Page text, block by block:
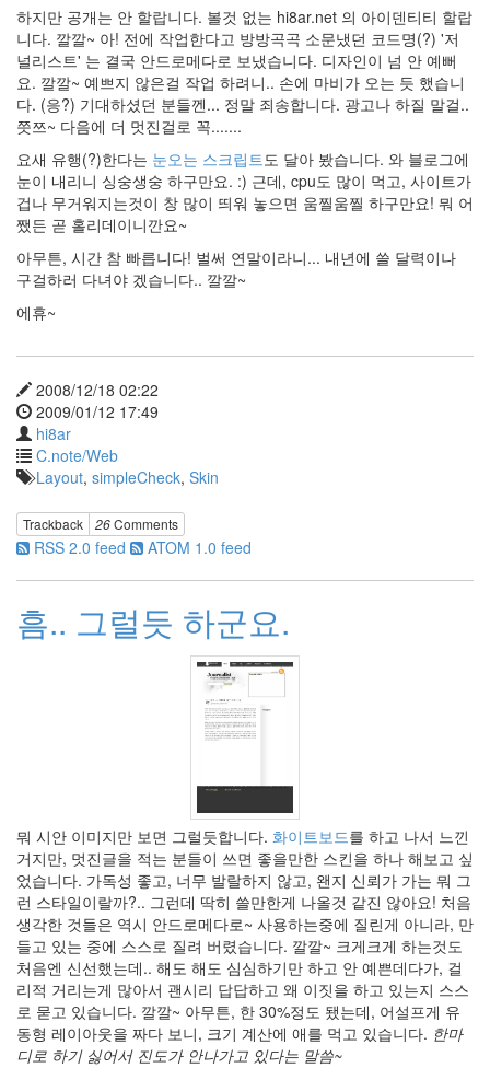
하지만 공개는 안 할랍니다. 볼것 없는 hi8ar.net 의 아이덴티티 할랍
니다. 깔깔~ 아! 전에 작업한다고 방방곡곡 소문냈던 코드명(?) '저
널리스트' 는 결국 안드로메다로 보냈습니다. 디자인이 넘 안 예뻐
요. 깔깔~ 예쁘지 않은걸 작업 하려니.. 손에 마비가 오는 듯 했습니
다. (응?) 기대하셨던 분들껜... 정말 죄송합니다. 광고나 하질 말걸..
쯧쯔~ 다음에 더 멋진걸로 꼭.......
요새 유행(?)한다는 눈오는 스크립트도 달아 봤습니다. 와 블로그에
눈이 내리니 싱숭생숭 하구만요. :) 근데, cpu도 많이 먹고, 사이트가
겁나 무거워지는것이 창 많이 띄워 놓으면 움찔움찔 하구만요! 뭐 어
쨌든 곧 홀리데이니깐요~
아무튼, 시간 참 빠릅니다! 벌써 연말이라니... 내년에 쓸 달력이나
구걸하러 다녀야 겠습니다.. 깔깔~
에휴~
2008/12/18 02:22
2009/01/12 17:49
hi8ar
C.note/Web
Layout, simpleCheck, Skin
Trackback 26Comments
RSS 2.0 feed ATOM 1.0 feed
흠.. 그럴듯 하군요.
뭐 시안 이미지만 보면 그럴듯합니다. 화이트보드를 하고 나서 느낀
거지만, 멋진글을 적는 분들이 쓰면 좋을만한 스킨을 하나 해보고 싶
었습니다. 가독성 좋고, 너무 발랄하지 않고, 왠지 신뢰가 가는 뭐 그
런 스타일이랄까?.. 그런데 딱히 쓸만한게 나올것 같진 않아요! 처음
생각한 것들은 역시 안드로메다로~ 사용하는중에 질린게 아니라, 만
들고 있는 중에 스스로 질려 버렸습니다. 깔깔~ 크게크게 하는것도
처음엔 신선했는데.. 해도 해도 심심하기만 하고 안 예쁜데다가, 걸
리적 거리는게 많아서 괜시리 답답하고 왜 이짓을 하고 있는지 스스
로 묻고 있습니다. 깔깔~ 아무튼, 한 30%정도 됐는데, 어설프게 유
동형 레이아웃을 짜다 보니, 크기 계산에 애를 먹고 있습니다. 한마
디로 하기 싫어서 진도가 안나가고 있다는 말씀~
도
전
멋
부
르
스
css
책
추
천
일
케
익
넷
MBA
FCS
그
WinFX
Red
By
hi8ar
스
킨
만
들
어
드
립...
By